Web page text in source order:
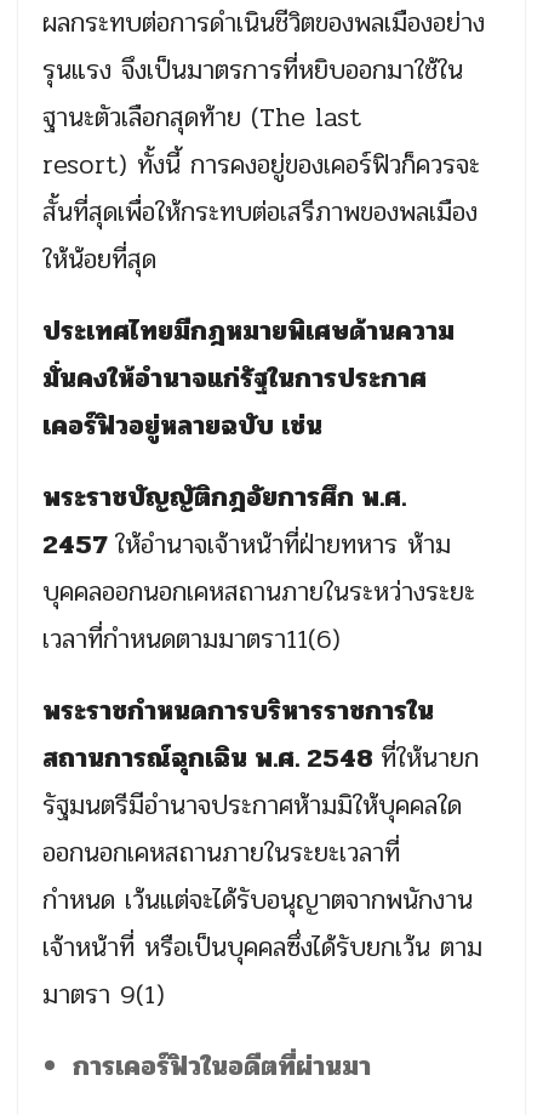
ผลกระทบต่อการดำเนินชีวิตของพลเมืองอย่าง
รุนแรง จึงเป็นมาตรการที่หยิบออกมาใช้ใน
ฐานะตัวเลือกสุดท้าย (The last
resort) ทั้งนี้ การคงอยู่ของเคอร์ฟิวก็ควรจะ
สั้นที่สุดเพื่อให้กระทบต่อเสรีภาพของพลเมือง
ให้น้อยที่สุด
ประเทศไทยมีกฎหมายพิเศษด้านความ
มั่นคงให้อำนาจแก่รัฐในการประกาศ
เคอร์ฟิวอยู่หลายฉบับ เช่น
พระราชบัญญัติกฎอัยการศึก พ.ศ.
2457ให้อำนาจเจ้าหน้าที่ฝ่ายทหาร ห้าม
บุคคลออกนอกเคหสถานภายในระหว่างระยะ
เวลาที่กำหนดตามมาตรา11(6)
พระราชกำหนดการบริหารราชการใน
สถานการณ์ฉุกเฉิน พ.ศ. 2548 ที่ให้นายก
รัฐมนตรีมีอำนาจประกาศห้ามมิให้บุคคลใด
ออกนอกเคหสถานภายในระยะเวลาที่
กำหนด เว้นแต่จะได้รับอนุญาตจากพนักงาน
เจ้าหน้าที่ หรือเป็นบุคคลซึ่งได้รับยกเว้น ตาม
มาตรา 9(1)
การเคอร์ฟิวในอดีตที่ผ่านมา